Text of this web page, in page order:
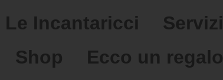
Le Incantaricci
Servizi
Shop
Ecco un regalo